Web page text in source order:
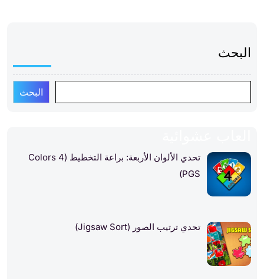
البحث
البحث
تحدي الألوان الأربعة: براعة التخطيط (4 Colors
PGS)
تحدي ترتيب الصور (Jigsaw Sort)